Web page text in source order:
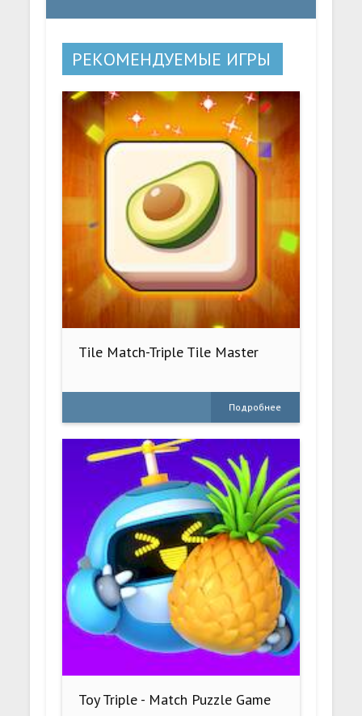
РЕКОМЕНДУЕМЫЕ ИГРЫ
Tile Match-Triple Tile Master
Подробнее
Toy Triple - Match Puzzle Game